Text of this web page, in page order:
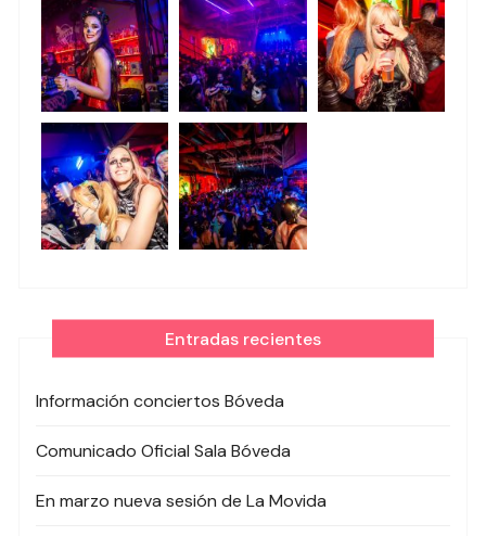
Entradas recientes
Información conciertos Bóveda
Comunicado Oficial Sala Bóveda
En marzo nueva sesión de La Movida